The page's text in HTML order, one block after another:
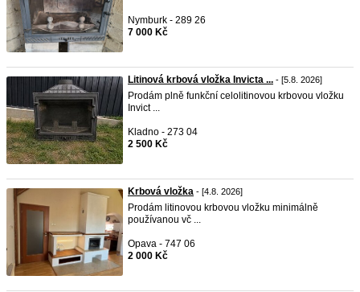
Nymburk - 289 26
7 000 Kč
Litinová krbová vložka Invicta ... - [5.8. 2026]
Prodám plně funkční celolitinovou krbovou vložku
Invict ...
Kladno - 273 04
2 500 Kč
Krbová vložka - [4.8. 2026]
Prodám litinovou krbovou vložku minimálně
používanou vč ...
Opava - 747 06
2 000 Kč